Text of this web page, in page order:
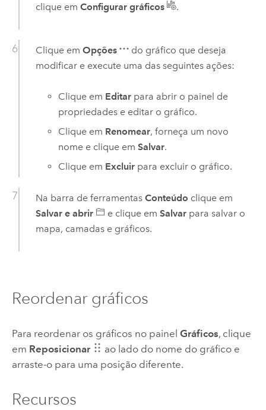
clique em Configurar gráficos .
Clique em Opções
do gráfico que deseja
modificar e execute uma das seguintes ações:
Clique em Editar para abrir o painel de
propriedades e editar o gráfico.
Clique em Renomear, forneça um novo
nome e clique emSalvar.
Clique em Excluir para excluir o gráfico.
Na barra de ferramentas Conteúdo clique em
Salvar e abrir
e clique em Salvarpara salvar o
mapa, camadas e gráficos.
Reordenar gráficos
Para reordenar os gráficos no painel Gráficos, clique
em Reposicionar
ao lado do nome do gráfico e
arraste-o para uma posição diferente.
Recursos